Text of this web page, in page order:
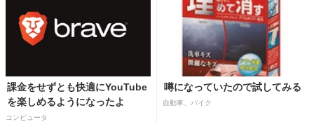
課金をせずとも快適にYouTube
を楽しめるようになったよ
コンピュータ
噂になっていたので試してみる
自動車、バイク